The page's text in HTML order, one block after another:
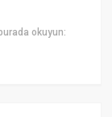
okuyun: